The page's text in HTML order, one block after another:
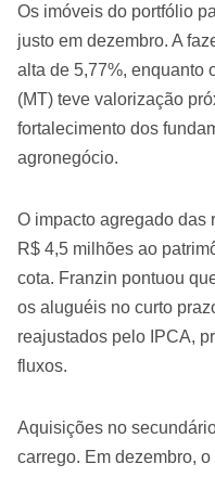
Os imóveis do portfólio
justo em dezembro. A
alta de 5,77%, enquanto
(MT) teve valorização
fortalecimento dos
agronegócio.
O impacto agregado das
R$ 4,5 milhões ao
cota. Franzin pontuou
os aluguéis no curto
reajustados pelo IPCA,
fluxos.
Aquisições no
carrego. Em dezembro,